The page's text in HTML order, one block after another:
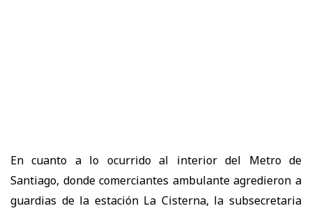
En cuanto a lo ocurrido al interior del Metro de
Santiago, donde comerciantes ambulante agredieron a
guardias de la estación La Cisterna, la subsecretaria